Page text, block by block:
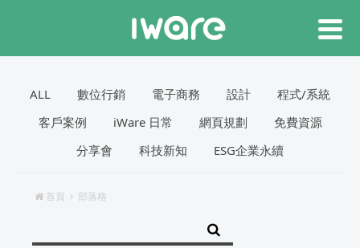
ALL 數位行銷 電子商務 設計
程式/系統
客戶案例
iWare 日常 網頁規劃
免費資源
分享會
科技新知 ESG企業永續
首頁 部落格